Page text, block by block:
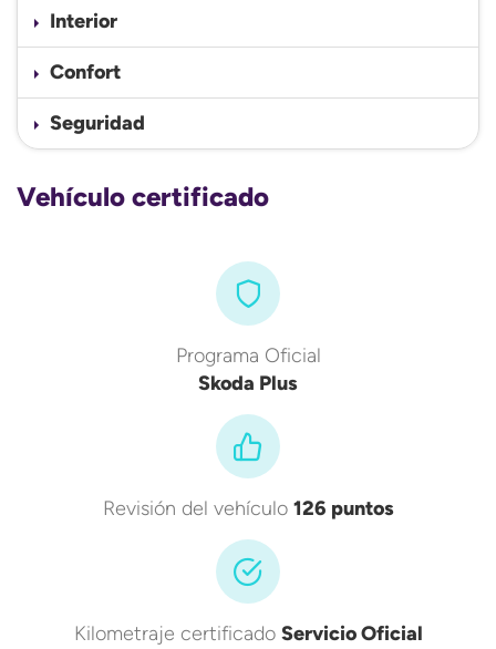
Interior
Confort
Seguridad
Vehículo certificado
Programa Oficial
Skoda Plus
Revisión del vehículo 126 puntos
Kilometraje certificado Servicio Oficial